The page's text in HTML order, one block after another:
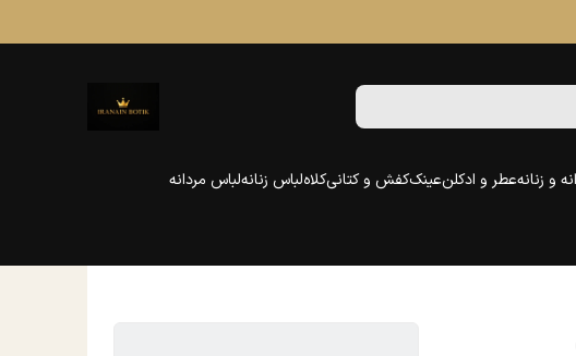
و زنانهعطر و ادکلنعینککفش و کتانیکلاهلباس زنانهلباس مردانه